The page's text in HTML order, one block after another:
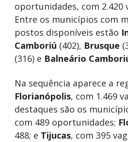
oportunidades, com 2.420
Entre os municípios com
postos disponíveis estão
Camboriú (402), Brusque
(316) e Balneário
Na sequência aparece a
Florianópolis, com 1.469
destaques são os
com 489 oportunidades;
488; e Tijucas, com 395